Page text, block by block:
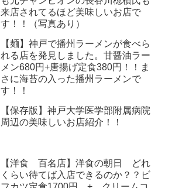
来店されてるほど美味しいお店で
す！！（写真あり）
【麺】神戸で播州ラーメンが食べら
れる店を発見しました。甘醤油ラー
メン680円+唐揚げ定食380円！！ま
さに海苔の入った播州ラーメンで
す！！
【保存版】神戸大学医学部附属病院
周辺の美味しいお店紹介！！
【洋食 百名店】洋食の朝日 どれ
くらい待てば入店できるのか？？ビ